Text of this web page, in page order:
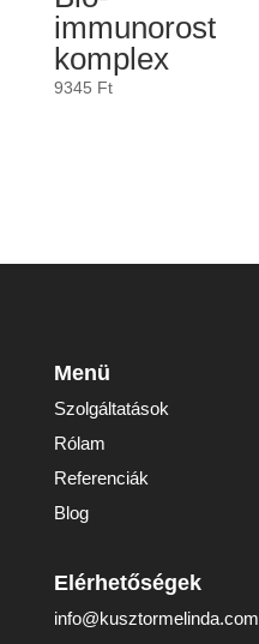
immunorost
komplex
9345 Ft
Menü
Szolgáltatások
Rólam
Referenciák
Blog
Elérhetőségek
info@kusztormelinda.com